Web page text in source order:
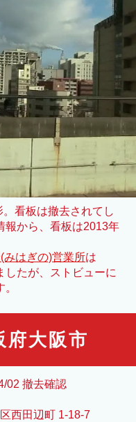
看板は撤去されてし
報から、看板は2013年
みはぎの)営業所は
したが、ストビューに
府大阪市
02 撤去確認
西田辺町 1-18-7